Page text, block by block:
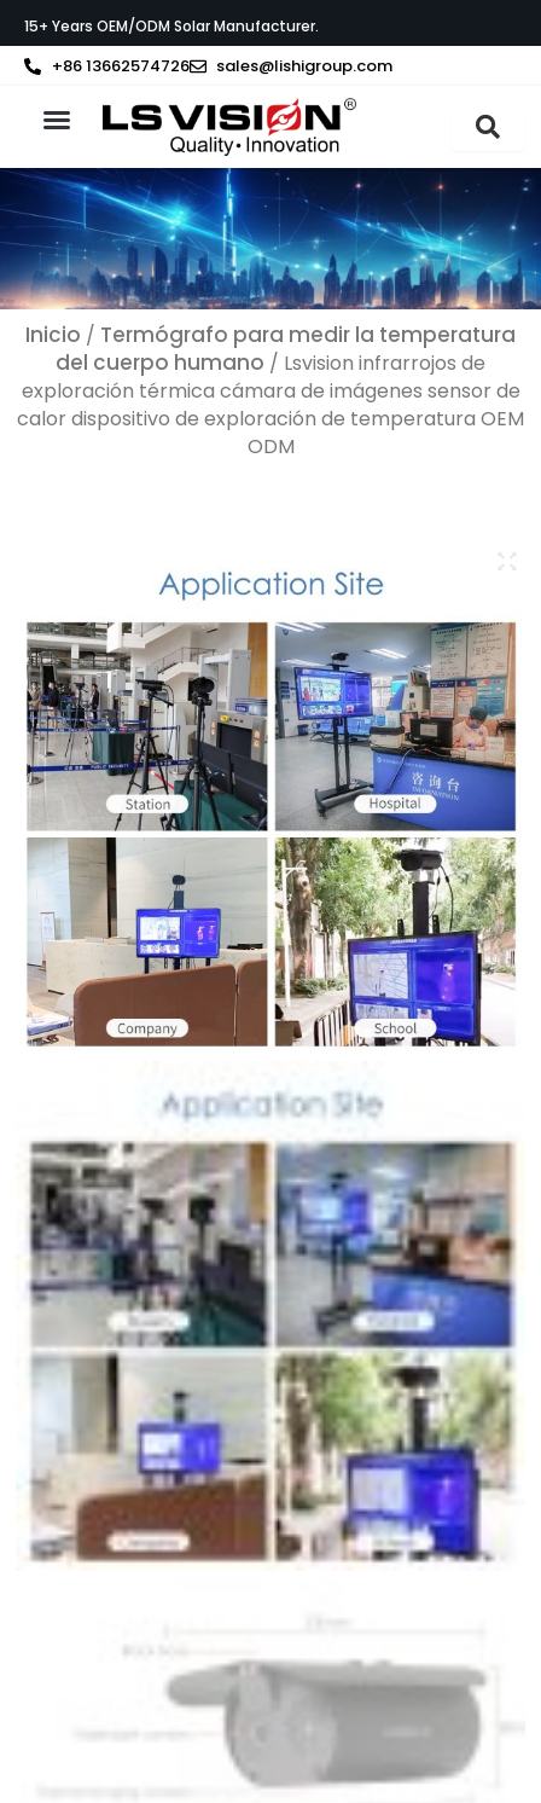
al
contenido
15+ Years OEM/ODM Solar Manufacturer.
+86 13662574726 sales@lishigroup.com
Inicio / Termógrafo para medir la temperatura
del cuerpo humano / Lsvision infrarrojos de
exploración térmica cámara de imágenes sensor de
calor dispositivo de exploración de temperatura OEM
ODM